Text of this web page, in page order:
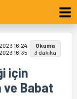
16:24
16:35
Okuma
3 dakika
için
ve Babat